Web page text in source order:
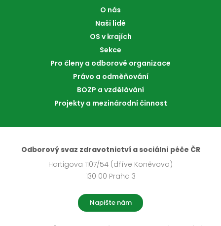
O nás
Naši lidé
OS v krajích
Sekce
Pro členy a odborové organizace
Právo a odměňování
BOZP a vzdělávání
Projekty a mezinárodní činnost
Odborový svaz zdravotnictví a sociální péče ČR
Hartigova 1107/54 (dříve Koněvova)
130 00 Praha 3
Napište nám